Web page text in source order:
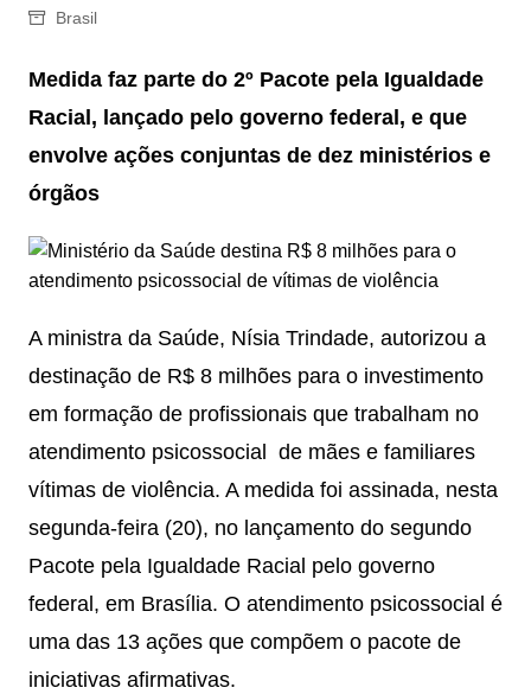
Brasil
Medida faz parte do 2º Pacote pela Igualdade
Racial, lançado pelo governo federal, e que
envolve ações conjuntas de dez ministérios e
órgãos
A ministra da Saúde, Nísia Trindade, autorizou a
destinação de R$ 8 milhões para o investimento
em formação de profissionais que trabalham no
atendimento psicossocial de mães e familiares
vítimas de violência. A medida foi assinada, nesta
segunda-feira (20), no lançamento do segundo
Pacote pela Igualdade Racial pelo governo
federal, em Brasília. O atendimento psicossocial é
uma das 13 ações que compõem o pacote de
iniciativas afirmativas.